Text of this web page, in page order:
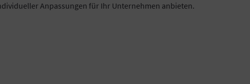
Anpassungen für Ihr Unternehmen anbieten.